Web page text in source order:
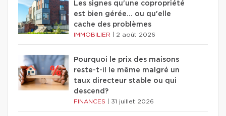
Les signes qu'une copropriété
est bien gérée… ou qu'elle
cache des problèmes
IMMOBILIER 2 août 2026
Pourquoi le prix des maisons
reste-t-il le même malgré un
taux directeur stable ou qui
descend?
FINANCES 31 juillet 2026